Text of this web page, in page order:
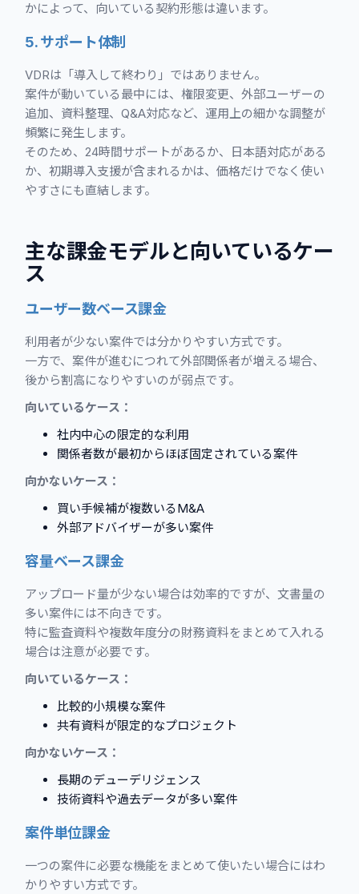
かによって、向いている契約形態は違います。
5. サポート体制
VDRは「導入して終わり」ではありません。
案件が動いている最中には、権限変更、外部ユーザーの
追加、資料整理、Q&A対応など、運用上の細かな調整が
頻繁に発生します。
そのため、24時間サポートがあるか、日本語対応がある
か、初期導入支援が含まれるかは、価格だけでなく使い
やすさにも直結します。
主な課金モデルと向いているケー
ス
ユーザー数ベース課金
利用者が少ない案件では分かりやすい方式です。
一方で、案件が進むにつれて外部関係者が増える場合、
後から割高になりやすいのが弱点です。
向いているケース：
社内中心の限定的な利用
関係者数が最初からほぼ固定されている案件
向かないケース：
買い手候補が複数いるM&A
外部アドバイザーが多い案件
容量ベース課金
アップロード量が少ない場合は効率的ですが、文書量の
多い案件には不向きです。
特に監査資料や複数年度分の財務資料をまとめて入れる
場合は注意が必要です。
向いているケース：
比較的小規模な案件
共有資料が限定的なプロジェクト
向かないケース：
長期のデューデリジェンス
技術資料や過去データが多い案件
案件単位課金
一つの案件に必要な機能をまとめて使いたい場合にはわ
かりやすい方式です。